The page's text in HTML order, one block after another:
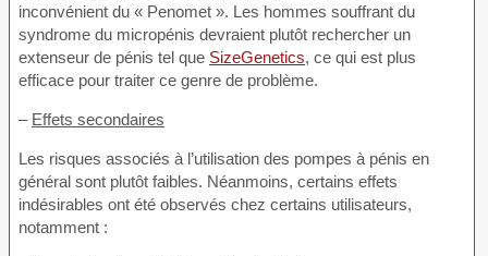
inconvénient du « Penomet ». Les hommes souffrant du
syndrome du micropénis devraient plutôt rechercher un
extenseur de pénis tel que SizeGenetics, ce qui est plus
efficace pour traiter ce genre de problème.
– Effets secondaires
Les risques associés à l’utilisation des pompes à pénis en
général sont plutôt faibles. Néanmoins, certains effets
indésirables ont été observés chez certains utilisateurs,
notamment :